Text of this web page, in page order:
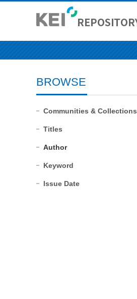
BROWSE
Communities & Collections
Titles
Author
Keyword
Issue Date